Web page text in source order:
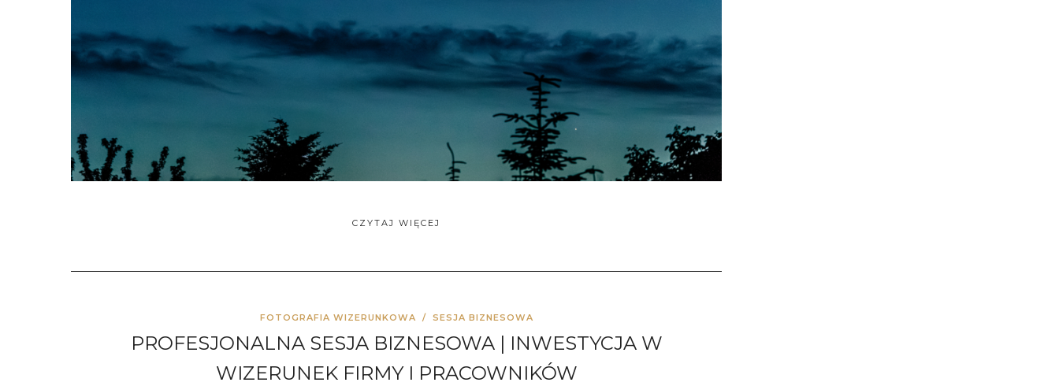
CZYTAJ WIĘCEJ
FOTOGRAFIA WIZERUNKOWA / SESJA BIZNESOWA
PROFESJONALNA SESJA BIZNESOWA | INWESTYCJA W
WIZERUNEK FIRMY I PRACOWNIKÓW